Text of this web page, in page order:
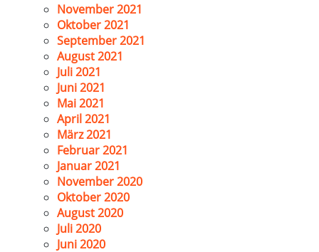
November 2021
Oktober 2021
September 2021
August 2021
Juli 2021
Juni 2021
Mai 2021
April 2021
März 2021
Februar 2021
Januar 2021
November 2020
Oktober 2020
August 2020
Juli 2020
Juni 2020